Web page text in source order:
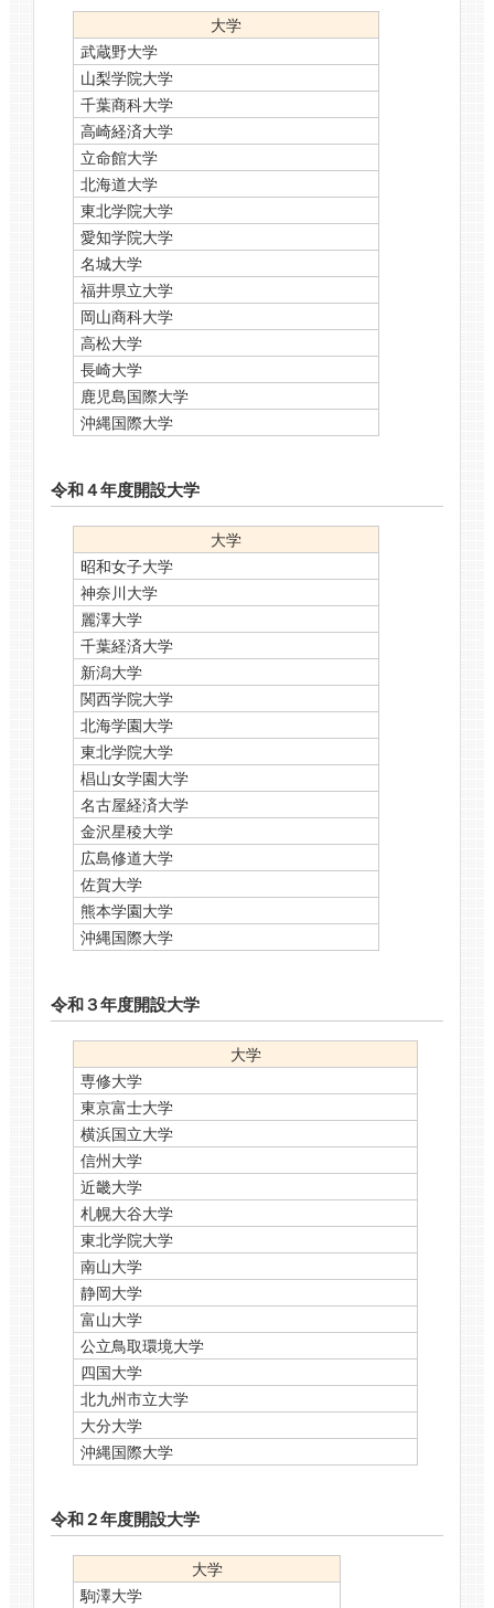
大学
武蔵野大学
山梨学院大学
千葉商科大学
高崎経済大学
立命館大学
北海道大学
東北学院大学
愛知学院大学
名城大学
福井県立大学
岡山商科大学
高松大学
長崎大学
鹿児島国際大学
沖縄国際大学
令和４年度開設大学
大学
昭和女子大学
神奈川大学
麗澤大学
千葉経済大学
新潟大学
関西学院大学
北海学園大学
東北学院大学
椙山女学園大学
名古屋経済大学
金沢星稜大学
広島修道大学
佐賀大学
熊本学園大学
沖縄国際大学
令和３年度開設大学
大学
専修大学
東京富士大学
横浜国立大学
信州大学
近畿大学
札幌大谷大学
東北学院大学
南山大学
静岡大学
富山大学
公立鳥取環境大学
四国大学
北九州市立大学
大分大学
沖縄国際大学
令和２年度開設大学
大学
駒澤大学